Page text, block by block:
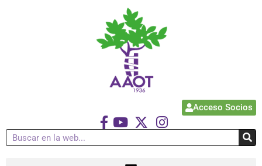
Acceso Socios